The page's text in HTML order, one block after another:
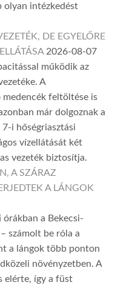
olyan intézkedést
DE EGYELŐRE
2026-08-07
működik az
A
feltöltése is
már dolgoznak a
i hőségriasztási
vízellátását két
vezeték biztosítja.
A SZÁRAZ
A LÁNGOK
a Bekecsi-
számolt be róla a
a lángok több ponton
növényzetben. A
elérte, így a füst